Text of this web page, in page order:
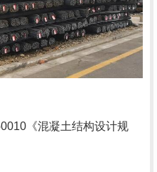
《混凝土结构设计规